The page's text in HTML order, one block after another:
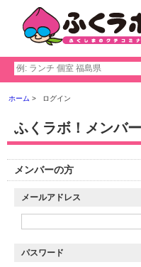
ホーム ログイン
ふくラボ！メンバ
メンバーの方
メールアドレス
パスワード